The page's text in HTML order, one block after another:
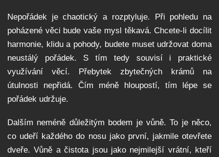
Nepořádek je chaotický a rozptyluje. Při pohledu na
poházené věci bude vaše mysl těkavá. Chcete-li docílit
harmonie, klidu a pohody, budete muset udržovat doma
neustálý pořádek. S tím tedy souvisí i praktické
využívání věcí. Přebytek zbytečných krámů na
útulnosti nepřidá. Čím méně hloupostí, tím lépe se
pořádek udržuje.
Dalším neméně důležitým bodem je vůně. To je něco,
co udeří každého do nosu jako první, jakmile otevřete
dveře. Vůně a čistota jsou jako nejmilejší vrátní, kteří